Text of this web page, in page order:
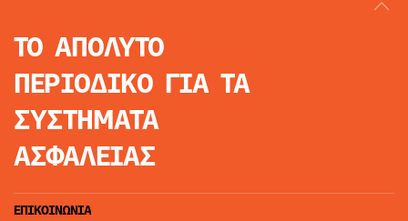
ΤΟ ΑΠΟΛΥΤΟ
ΠΕΡΙΟΔΙΚΟ ΓΙΑ ΤΑ
ΣΥΣΤΗΜΑΤΑ
ΑΣΦΑΛΕΙΑΣ
ΕΠΙΚΟΙΝΩΝΙΑ